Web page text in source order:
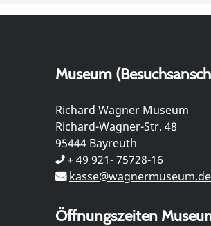
Museum
Richard Wagner Museum
Richard-Wagner-Str. 48
95444 Bayreuth
+ 49 921- 75728-16
kasse@wagnermuseum.de
Öffnungszeiten